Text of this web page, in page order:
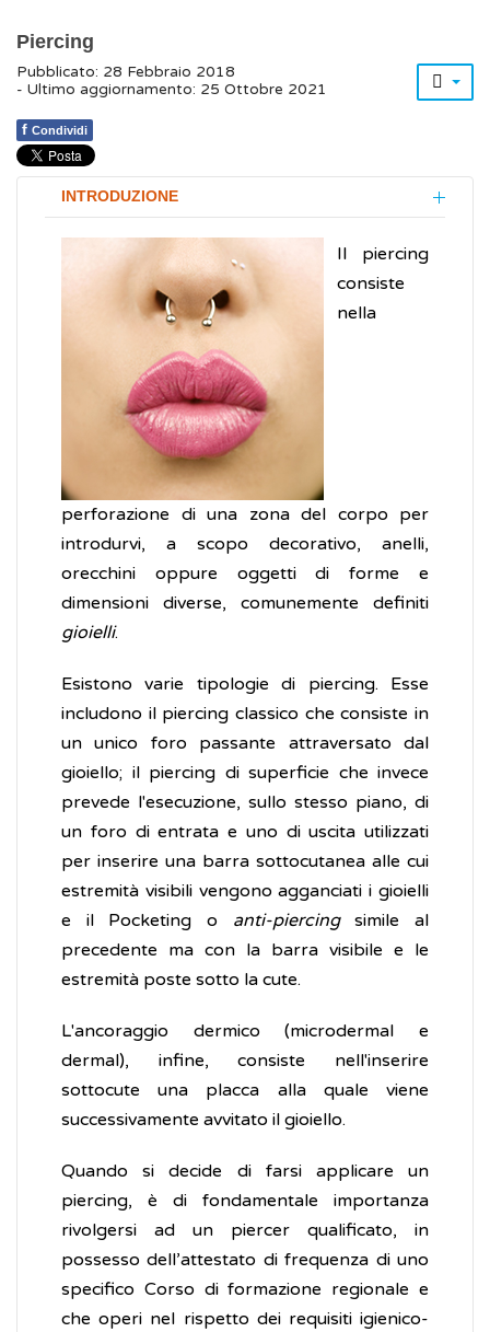
Piercing
Pubblicato: 28 Febbraio 2018
- Ultimo aggiornamento: 25 Ottobre 2021
f Condividi
INTRODUZIONE
Il piercing
consiste
nella
perforazione di una zona del corpo per
introdurvi, a scopo decorativo, anelli,
orecchini oppure oggetti di forme e
dimensioni diverse, comunemente definiti
gioielli.
Esistono varie tipologie di piercing. Esse
includono il piercing classico che consiste in
un unico foro passante attraversato dal
gioiello; il piercing di superficie che invece
prevede l'esecuzione, sullo stesso piano, di
un foro di entrata e uno di uscita utilizzati
per inserire una barra sottocutanea alle cui
estremità visibili vengono agganciati i gioielli
e il Pocketing o anti-piercingsimile al
precedente ma con la barra visibile e le
estremità poste sotto la cute.
L'ancoraggio dermico (microdermal e
dermal), infine, consiste nell'inserire
sottocute una placca alla quale viene
successivamente avvitato il gioiello.
Quando si decide di farsi applicare un
piercing, è di fondamentale importanza
rivolgersi ad un piercer qualificato, in
possesso dell’attestato di frequenza di uno
specifico Corso di formazione regionale e
che operi nel rispetto dei requisiti igienico-